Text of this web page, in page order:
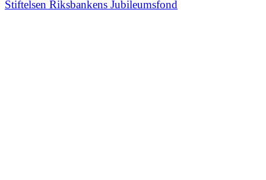
Stiftelsen Riksbankens Jubileumsfond